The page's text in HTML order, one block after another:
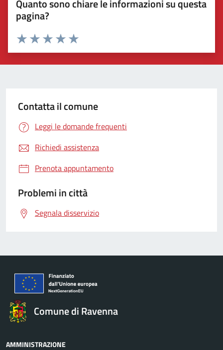
Quanto sono chiare le informazioni su questa
pagina?
Valuta 5 stelle su 5
Valuta 4 stelle su 5
Valuta 3 stelle su 5
Valuta 2 stelle su 5
Valuta 1 stelle su 5
Contatta il comune
Leggi le domande frequenti
Richiedi assistenza
Prenota appuntamento
Problemi in città
Segnala disservizio
Comune di Ravenna
AMMINISTRAZIONE